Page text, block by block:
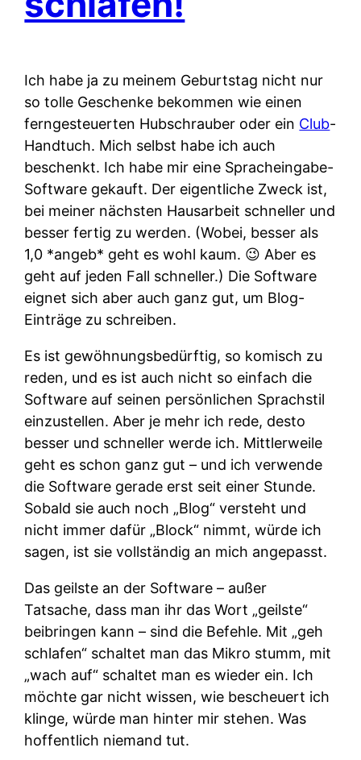
Ich habe ja zu meinem Geburtstag nicht nur
so tolle Geschenke bekommen wie einen
ferngesteuerten Hubschrauber oder ein Club-
Handtuch. Mich selbst habe ich auch
beschenkt. Ich habe mir eine Spracheingabe-
Software gekauft. Der eigentliche Zweck ist,
bei meiner nächsten Hausarbeit schneller und
besser fertig zu werden. (Wobei, besser als
1,0 *angeb* geht es wohl kaum. 😉 Aber es
geht auf jeden Fall schneller.) Die Software
eignet sich aber auch ganz gut, um Blog-
Einträge zu schreiben.
Es ist gewöhnungsbedürftig, so komisch zu
reden, und es ist auch nicht so einfach die
Software auf seinen persönlichen Sprachstil
einzustellen. Aber je mehr ich rede, desto
besser und schneller werde ich. Mittlerweile
geht es schon ganz gut – und ich verwende
die Software gerade erst seit einer Stunde.
Sobald sie auch noch „Blog“ versteht und
nicht immer dafür „Block“ nimmt, würde ich
sagen, ist sie vollständig an mich angepasst.
Das geilste an der Software – außer
Tatsache, dass man ihr das Wort „geilste“
beibringen kann – sind die Befehle. Mit „geh
schlafen“ schaltet man das Mikro stumm, mit
„wach auf“ schaltet man es wieder ein. Ich
möchte gar nicht wissen, wie bescheuert ich
klinge, würde man hinter mir stehen. Was
hoffentlich niemand tut.